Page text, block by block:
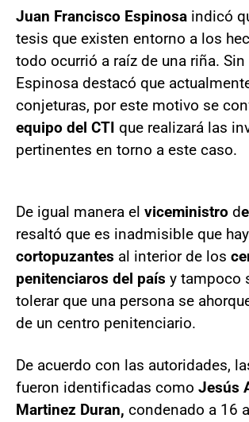
Juan Francisco Espinosa indicó
tesis que existen entorno a los
todo ocurrió a raíz de una riña. Sin
Espinosa destacó que
conjeturas, por este motivo se
equipo del CTI que realizará las
pertinentes en torno a este caso.
De igual manera el viceministro d
resaltó que es inadmisible que
cortopuzantes al interior de los
penitenciaros del país y tampoco
tolerar que una persona se
de un centro penitenciario.
De acuerdo con las autoridades,
fueron identificadas como Jesús
Martinez Duran, condenado a 16